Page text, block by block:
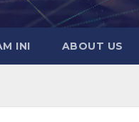
INI ABOUT US